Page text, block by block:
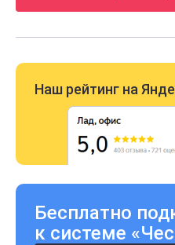
Наш рейтинг на
Бесплатно
к системе